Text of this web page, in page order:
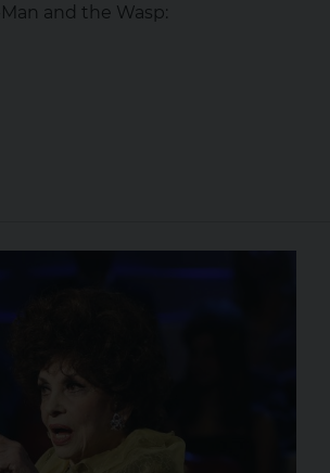
and the Wasp: